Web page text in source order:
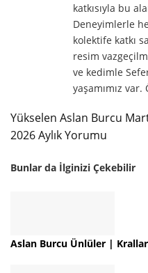
katkısıyla bu
Deneyimlerle
kolektife katkı
resim
ve kedimle
yaşamımız
Yükselen Aslan Burcu
2026 Aylık Yorumu
Bunlar da İlginizi Çekebilir
Aslan Burcu Ünlüler |